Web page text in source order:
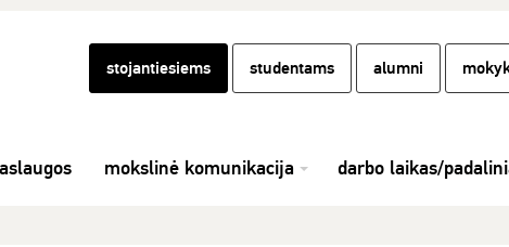
stojantiesiems studentams alumni
mokslinė komunikacija darbo laikas/